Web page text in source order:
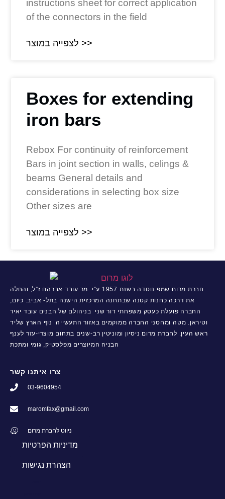
instructions sheet for correct application
of the connectors in the field
לצפייה במוצר >>
Boxes for extending
iron bars
Rebox For continuity of reinforcement
Bars in joint section in walls, celings &
beams General details and
considerations in selecting box size
Other sizes are
לצפייה במוצר >>
חברת מרום שמפ נוסדה בשנת 1957 ע”י מר עובד אברהם ז”ל, והחלה
את דרכה כחנות קטנה שבתחנה המרכזית הישנה בתל- אביב. כיום,
החברה פועלת כעסק משפחתי דור שני בניהולם של הבנים עובד יאיר
וטיראן. מטה ומחסני החברה ממוקמים באזור התעשייה נוף הארץ שליד
ראש העין. לחברת מרום ניסיון ומוניטין רב-שנים בתחום מוצרי-עזר לענף
הבניה המיוצרים מפלסטיק, גומי ומתכת
צרו איתנו קשר
03-9604954
maromfax@gmail.com
ניווט לחברת מרום
מדיניות הפרטיות
הצהרת נגישות